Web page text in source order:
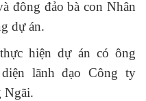
đông đảo bà con Nhân
dự án.
hiện dự án có ông
lãnh đạo Công ty
Ngãi.